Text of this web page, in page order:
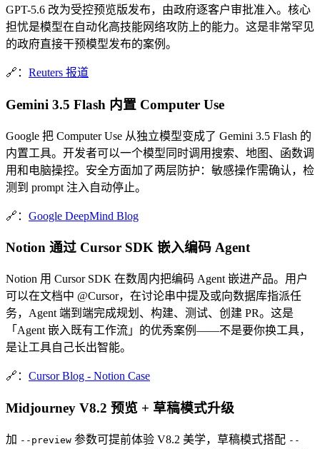
GPT-5.6 改为受控预览版发布，由政府逐客户审批准入。核心
担忧是模型在自动化高技能网络攻防上的能力。这是非常罕见
的政府直接干预模型发布的案例。
🔗： Reuters 报道
Gemini 3.5 Flash 内置 Computer Use
Google 把 Computer Use 从独立模型变成了 Gemini 3.5 Flash 的
内置工具。开发者可以一个模型同时调用搜索、地图、函数调
用和电脑操控。安全方面加了两层防护：敏感操作需确认，检
测到 prompt 注入自动停止。
🔗： Google DeepMind Blog
Notion 通过 Cursor SDK 嵌入编码 Agent
Notion 用 Cursor SDK 在数周内把编码 Agent 嵌进产品。用户
可以在文档中 @Cursor，在讨论串中提及或向数据库指派任
务，Agent 端到端完成规划、构建、测试、创建 PR。这是
「Agent 嵌入既有工作流」的优秀案例——不是要你换工具，
是让工具自己长出智能。
🔗： Cursor Blog - Notion Case
Midjourney V8.2 预览 + 草稿模式升级
加 --preview 参数可提前体验 V8.2 美学，草稿模式搭配 --